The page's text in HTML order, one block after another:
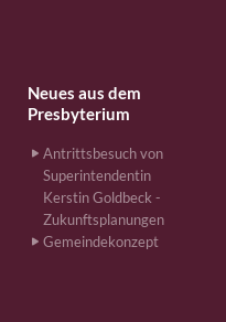
Neues aus dem
Presbyterium
Antrittsbesuch von
Superintendentin
Kerstin Goldbeck -
Zukunftsplanungen
Gemeindekonzept